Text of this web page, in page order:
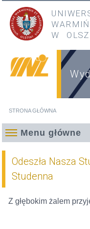
Przejdź do treści
Przejdź do menu głównego
W
STRONA GŁÓWNA
Menu główne
Odeszła Nasza
Studenna
Z głębokim żalem